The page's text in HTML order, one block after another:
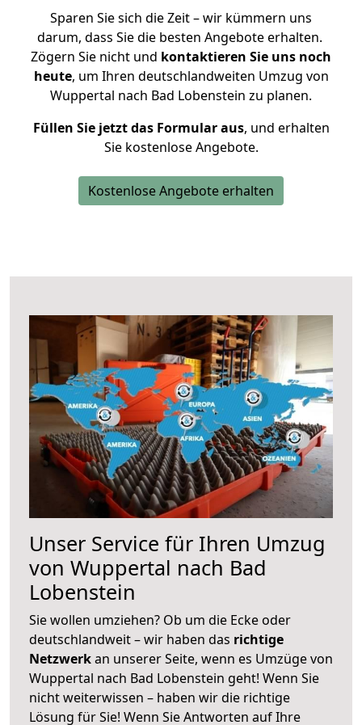
Sparen Sie sich die Zeit – wir kümmern uns
darum, dass Sie die besten Angebote erhalten.
Zögern Sie nicht und kontaktieren Sie uns noch
heute, um Ihren deutschlandweiten Umzug von
Wuppertal nach Bad Lobenstein zu planen.
Füllen Sie jetzt das Formular aus, und erhalten
Sie kostenlose Angebote.
Kostenlose Angebote erhalten
Unser Service für Ihren Umzug
von Wuppertal nach Bad
Lobenstein
Sie wollen umziehen? Ob um die Ecke oder
deutschlandweit – wir haben das richtige
Netzwerkan unserer Seite, wenn es Umzüge von
Wuppertal nach Bad Lobenstein geht! Wenn Sie
nicht weiterwissen – haben wir die richtige
Lösung für Sie! Wenn Sie Antworten auf Ihre